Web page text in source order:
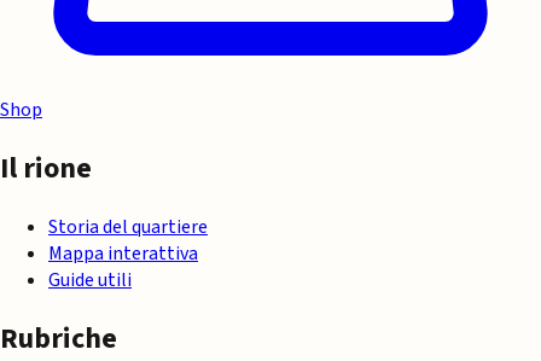
Shop
Il rione
Storia del quartiere
Mappa interattiva
Guide utili
Rubriche